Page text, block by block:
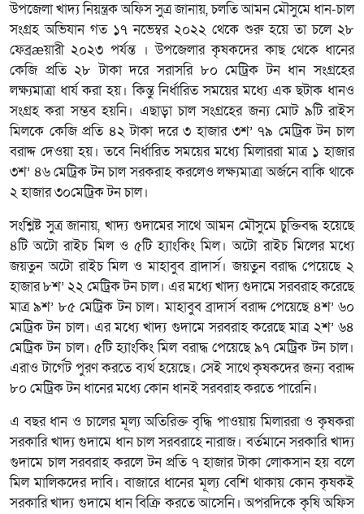
উপজেলা খাদ্য নিয়ন্ত্রক অফিস সুত্র জানায়, চলতি আমন মৌসুমে ধান-চাল
সংগ্রহ অভিযান গত ১৭ নভেম্বর ২০২২ থেকে শুরু হয়ে তা চলে ২৮
ফেব্রæয়ারী ২০২৩ পর্যন্ত । উপজেলার কৃষকদের কাছ থেকে ধানের
কেজি প্রতি ২৮ টাকা দরে সরাসরি ৮০ মেট্রিক টন ধান সংগ্রহের
লক্ষ্যমাত্রা ধার্য করা হয়। কিন্তু নির্ধারিত সময়ের মধ্যে এক ছটাক ধানও
সংগ্রহ করা সম্ভব হয়নি। এছাড়া চাল সংগ্রহের জন্য মোট ৯টি রাইস
মিলকে কেজি প্রতি ৪২ টাকা দরে ৩ হাজার ৩শ’ ৭৯ মেট্রিক টন চাল
বরাদ্দ দেওয়া হয়। তবে নির্ধারিত সময়ের মধ্যে মিলাররা মাত্র ১ হাজার
৩শ’ ৪৬ মেট্রিক টন চাল সরকরাহ করলেও লক্ষ্যমাত্রা অর্জনে বাকি থাকে
২ হাজার ৩০মেট্রিক টন চাল।
সংশ্লিষ্ট সুত্র জানায়, খাদ্য গুদামের সাথে আমন মৌসুমে চুক্তিবদ্ধ হয়েছে
৪টি অটো রাইচ মিল ও ৫টি হ্যাংকিং মিল। অটো রাইচ মিলের মধ্যে
জয়তুন অটো রাইচ মিল ও মাহাবুব ব্রাদার্স। জয়তুন বরাদ্ধ পেয়েছে ২
হাজার ৮শ’ ২২ মেট্রিক টন চাল। এর মধ্যে খাদ্য গুদামে সরবরাহ করেছে
মাত্র ৯শ’ ৮৫ মেট্রিক টন চাল। মাহাবুব ব্রাদার্স বরাদ্দ পেয়েছে ৪শ’ ৬০
মেট্রিক টন চাল। এর মধ্যে খাদ্য গুদামে সরবরাহ করেছে মাত্র ২শ’ ৬৪
মেট্রিক টন চাল। ৫টি হ্যাংকিং মিল বরাদ্ধ পেয়েছে ৯৭ মেট্রিক টন চাল।
এরাও টার্গেট পুরণ করতে ব্যর্থ হয়েছে। সেই সাথে কৃষকদের জন্য বরাদ্দ
৮০ মেট্রিক টন ধানের মধ্যে কোন ধানই সরবরাহ করতে পারেনি।
এ বছর ধান ও চালের মূল্য অতিরিক্ত বৃদ্ধি পাওয়ায় মিলাররা ও কৃষকরা
সরকারি খাদ্য গুদামে ধান চাল সরবরাহে নারাজ। বর্তমানে সরকারি খাদ্য
গুদামে চাল সরবরাহ করলে টন প্রতি ৭ হাজার টাকা লোকসান হয় বলে
মিল মালিকদের দাবি। বাজারে ধানের মূল্য বেশি থাকায় কোন কৃষকই
সরকারি খাদ্য গুদামে ধান বিক্রি করতে আসেনি। অপরদিকে কৃষি অফিস